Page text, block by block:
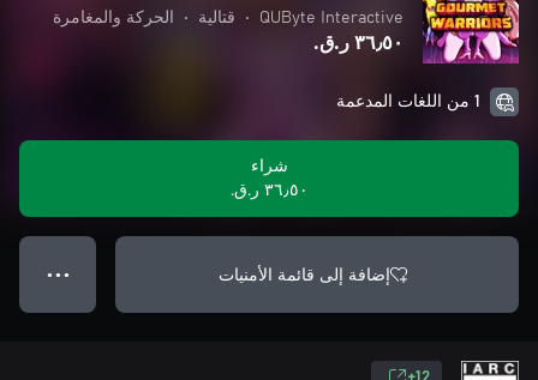
QUByte Interactive
• قتالية • الحركة والمغامرة
٣٦٫٥٠ ر.ق.‏
1 من اللغات المدعمة
شراء
٣٦٫٥٠ ر.ق.‏
إضافة إلى قائمة الأمنيات ● ● ●